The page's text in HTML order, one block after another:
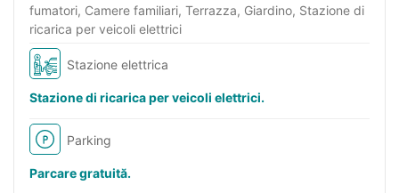
fumatori, Camere familiari, Terrazza, Giardino, Stazione di
ricarica per veicoli elettrici
Stazione elettrica
Stazione di ricarica per veicoli elettrici.
Parking
Parcare gratuită.